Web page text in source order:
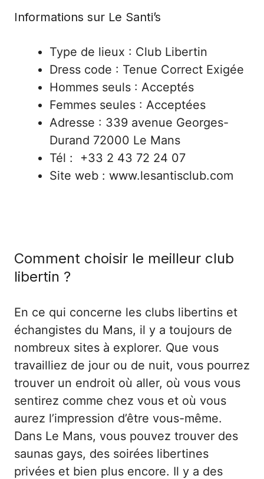
Informations sur Le Santi’s
Type de lieux : Club Libertin
Dress code : Tenue Correct Exigée
Hommes seuls : Acceptés
Femmes seules : Acceptées
Adresse : 339 avenue Georges-
Durand 72000 Le Mans
Tél : +33 2 43 72 24 07
Site web : www.lesantisclub.com
Comment choisir le meilleur club
libertin ?
En ce qui concerne les clubs libertins et
échangistes du Mans, il y a toujours de
nombreux sites à explorer. Que vous
travailliez de jour ou de nuit, vous pourrez
trouver un endroit où aller, où vous vous
sentirez comme chez vous et où vous
aurez l’impression d’être vous-même.
Dans Le Mans, vous pouvez trouver des
saunas gays, des soirées libertines
privées et bien plus encore. Il y a des